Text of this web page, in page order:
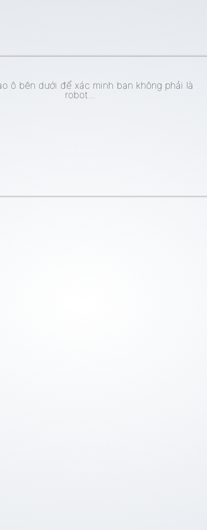
ô bên dưới để xác minh bạn không phải là
robot...